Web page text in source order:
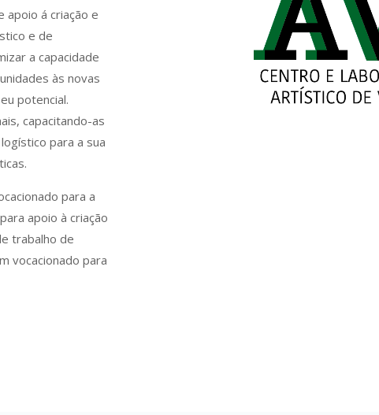
apoio á criação e
e de
a capacidade
às novas
potencial.
capacitando-as
para a sua
para a
apoio à criação
trabalho de
vocacionado para